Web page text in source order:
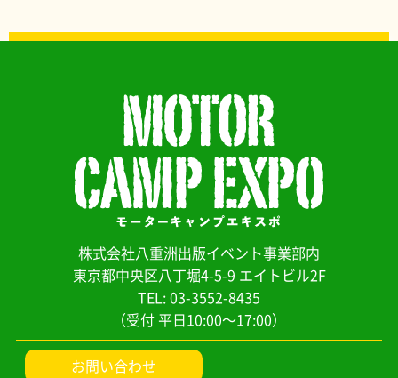
株式会社八重洲出版イベント事業部内
東京都中央区八丁堀4-5-9 エイトビル2F
TEL: 03-3552-8435
（受付 平日10:00～17:00）
お問い合わせ